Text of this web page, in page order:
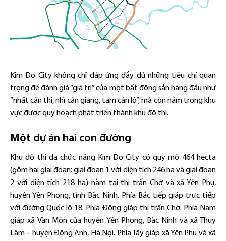
Kim Do City không chỉ đáp ứng đầy đủ những tiêu chí quan
trọng để đánh giá “giá trị” của một bất động sản hàng đầu như
“nhất cận thị, nhì cận giang, tam cận lộ”, mà còn nằm trong khu
vực được quy hoạch phát triển thành khu đô thị.
Một dự án hai con đường
Khu đô thị đa chức năng Kim Do City có quy mô 464 hecta
(gồm hai giai đoạn: giai đoạn 1 với diện tích 246 ha và giai đoạn
2 với diện tích 218 ha) nằm tại thị trấn Chờ và xã Yên Phụ,
huyện Yên Phong, tỉnh Bắc Ninh. Phía Bắc tiếp giáp trực tiếp
với đường Quốc lộ 18. Phía Đông giáp thị trấn Chờ. Phía Nam
giáp xã Văn Môn của huyện Yên Phong, Bắc Ninh và xã Thụy
Lâm – huyện Đông Anh, Hà Nội. Phía Tây giáp xã Yên Phụ và xã